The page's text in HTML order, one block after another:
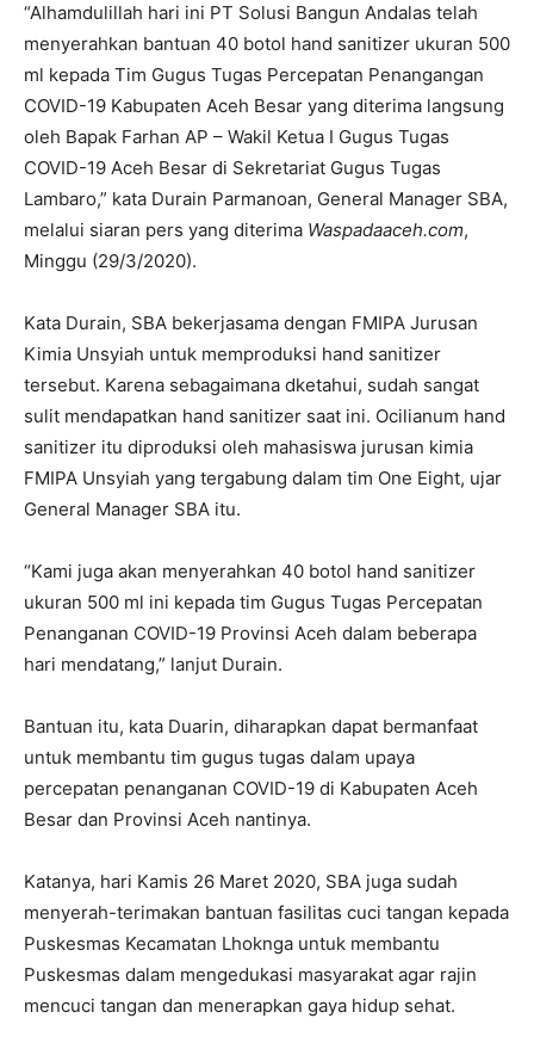
“Alhamdulillah hari ini PT Solusi Bangun Andalas telah
menyerahkan bantuan 40 botol hand sanitizer ukuran 500
ml kepada Tim Gugus Tugas Percepatan Penangangan
COVID-19 Kabupaten Aceh Besar yang diterima langsung
oleh Bapak Farhan AP – Wakil Ketua I Gugus Tugas
COVID-19 Aceh Besar di Sekretariat Gugus Tugas
Lambaro,” kata Durain Parmanoan, General Manager SBA,
melalui siaran pers yang diterima Waspadaaceh.com,
Minggu (29/3/2020).
Kata Durain, SBA bekerjasama dengan FMIPA Jurusan
Kimia Unsyiah untuk memproduksi hand sanitizer
tersebut. Karena sebagaimana dketahui, sudah sangat
sulit mendapatkan hand sanitizer saat ini. Ocilianum hand
sanitizer itu diproduksi oleh mahasiswa jurusan kimia
FMIPA Unsyiah yang tergabung dalam tim One Eight, ujar
General Manager SBA itu.
“Kami juga akan menyerahkan 40 botol hand sanitizer
ukuran 500 ml ini kepada tim Gugus Tugas Percepatan
Penanganan COVID-19 Provinsi Aceh dalam beberapa
hari mendatang,” lanjut Durain.
Bantuan itu, kata Duarin, diharapkan dapat bermanfaat
untuk membantu tim gugus tugas dalam upaya
percepatan penanganan COVID-19 di Kabupaten Aceh
Besar dan Provinsi Aceh nantinya.
Katanya, hari Kamis 26 Maret 2020, SBA juga sudah
menyerah-terimakan bantuan fasilitas cuci tangan kepada
Puskesmas Kecamatan Lhoknga untuk membantu
Puskesmas dalam mengedukasi masyarakat agar rajin
mencuci tangan dan menerapkan gaya hidup sehat.